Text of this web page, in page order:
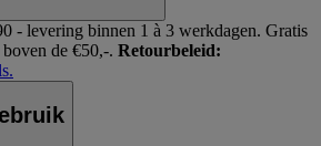
- levering binnen 1 à 3 werkdagen. Gratis
de €50,-. Retourbeleid: